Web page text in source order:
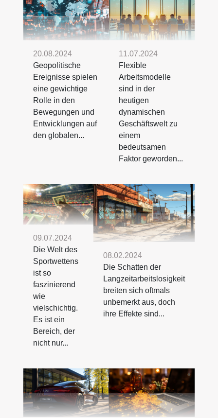
20.08.2024
Geopolitische
Ereignisse spielen
eine gewichtige
Rolle in den
Bewegungen und
Entwicklungen auf
den globalen...
11.07.2024
Flexible
Arbeitsmodelle
sind in der
heutigen
dynamischen
Geschäftswelt zu
einem
bedeutsamen
Faktor geworden...
09.07.2024
Die Welt des
Sportwettens
ist so
faszinierend
wie
vielschichtig.
Es ist ein
Bereich, der
nicht nur...
08.02.2024
Die Schatten der
Langzeitarbeitslosigkeit
breiten sich oftmals
unbemerkt aus, doch
ihre Effekte sind...